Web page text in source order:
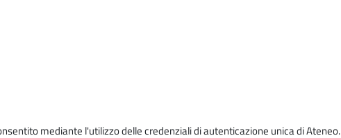
mediante l'utilizzo delle credenziali di autenticazione unica di Ateneo.